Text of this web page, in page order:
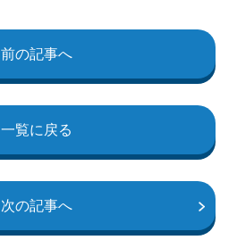
前の記事へ
一覧に戻る
次の記事へ